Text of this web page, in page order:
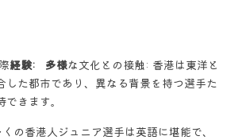
経験:   多様な文化との接触: 香港は東洋と
した都市であり、異なる背景を持つ選手た
できます。
の香港人ジュニア選手は英語に堪能で、